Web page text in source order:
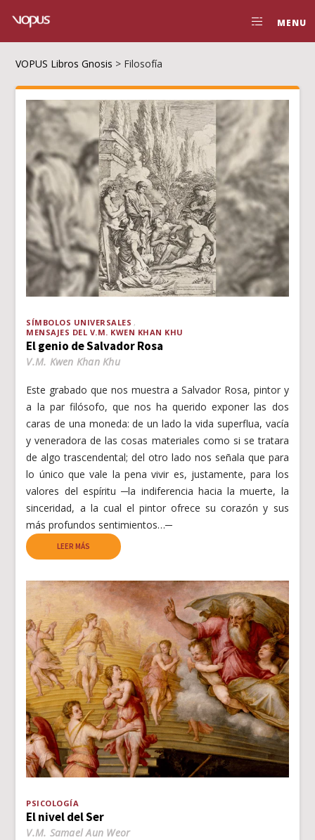
MENU
VOPUS Libros Gnosis > Filosofía
SÍMBOLOS UNIVERSALES
MENSAJES DEL V.M. KWEN KHAN KHU
El genio de Salvador Rosa
V.M. Kwen Khan Khu
Este grabado que nos muestra a Salvador Rosa, pintor y
a la par filósofo, que nos ha querido exponer las dos
caras de una moneda: de un lado la vida superflua, vacía
y veneradora de las cosas materiales como si se tratara
de algo trascendental; del otro lado nos señala que para
lo único que vale la pena vivir es, justamente, para los
valores del espíritu ─la indiferencia hacia la muerte, la
sinceridad, a la cual el pintor ofrece su corazón y sus
más profundos sentimientos…─
LEER MÁS
PSICOLOGÍA
El nivel del Ser
V.M. Samael Aun Weor